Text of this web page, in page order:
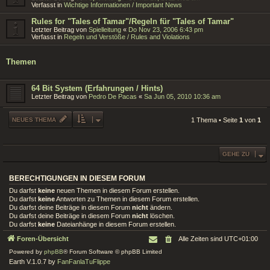
Verfasst in Wichtige Informationen / Important News
Rules for "Tales of Tamar"/Regeln für "Tales of Tamar"
Letzter Beitrag von Spielleitung « Do Nov 23, 2006 6:43 pm
Verfasst in Regeln und Verstöße / Rules and Violations
Themen
64 Bit System (Erfahrungen / Hints)
Letzter Beitrag von Pedro De Pacas « Sa Jun 05, 2010 10:36 am
NEUES THEMA 1 Thema • Seite 1 von 1
GEHE ZU
BERECHTIGUNGEN IN DIESEM FORUM
Du darfst keine neuen Themen in diesem Forum erstellen.
Du darfst keineAntworten zu Themen in diesem Forum erstellen.
Du darfst deine Beiträge in diesem Forum nicht ändern.
Du darfst deine Beiträge in diesem Forum nicht löschen.
Du darfst keine Dateianhänge in diesem Forum erstellen.
Foren-Übersicht Alle Zeiten sind UTC+01:00
Powered by phpBB® Forum Software © phpBB Limited
Earth V.1.0.7 by FanFanlaTuFlippe